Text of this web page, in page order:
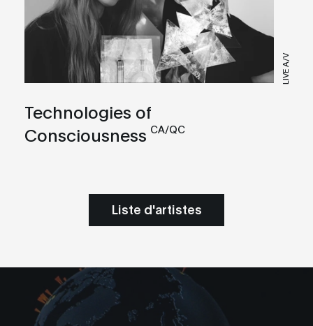
LIVE A/V
Technologies of
Consciousness CA/QC
Liste d'artistes